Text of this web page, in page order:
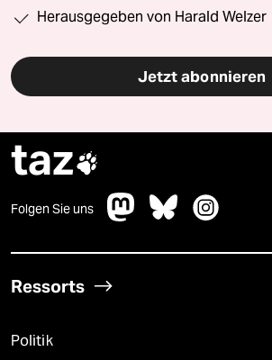
Herausgegeben von Harald Welzer
Jetzt abonnieren
taz
Folgen Sie uns
Ressorts
Politik